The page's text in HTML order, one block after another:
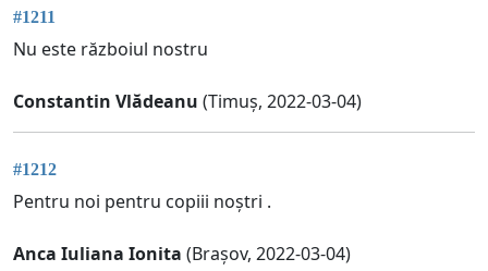
#1211
Nu este războiul nostru
Constantin Vlădeanu (Timuș, 2022-03-04)
#1212
Pentru noi pentru copiii noștri .
Anca Iuliana Ionita (Brașov, 2022-03-04)